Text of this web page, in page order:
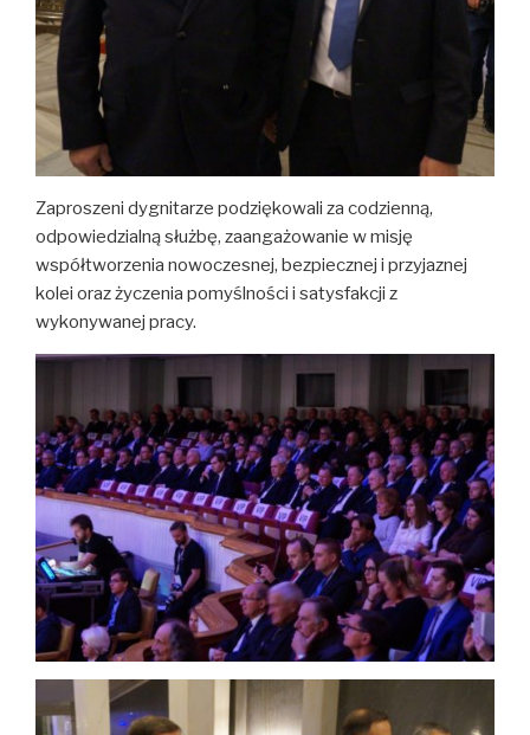
Zaproszeni dygnitarze podziękowali za codzienną,
odpowiedzialną służbę, zaangażowanie w misję
współtworzenia nowoczesnej, bezpiecznej i przyjaznej
kolei oraz życzenia pomyślności i satysfakcji z
wykonywanej pracy.